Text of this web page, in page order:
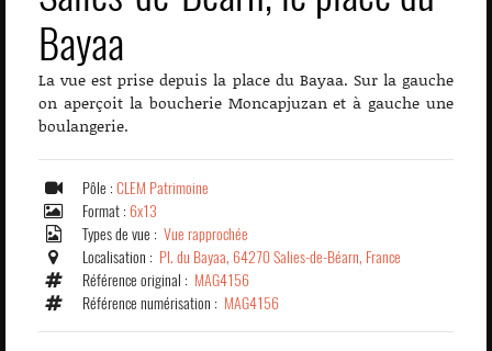
Bayaa
La vue est prise depuis la place du Bayaa. Sur la gauche
on aperçoit la boucherie Moncapjuzan et à gauche une
boulangerie.
Pôle : CLEM Patrimoine
Format : 6x13
Types de vue : Vue rapprochée
Localisation : Pl. du Bayaa, 64270 Salies-de-Béarn, France
Référence original : MAG4156
Référence numérisation : MAG4156